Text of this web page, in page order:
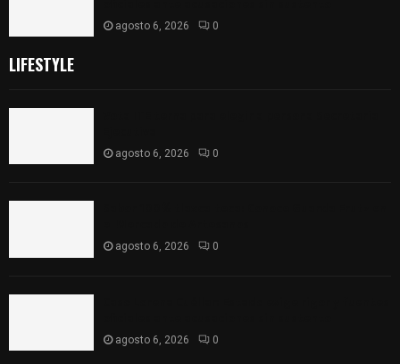
agosto 6, 2026 0
LIFESTYLE
agosto 6, 2026 0
agosto 6, 2026 0
agosto 6, 2026 0